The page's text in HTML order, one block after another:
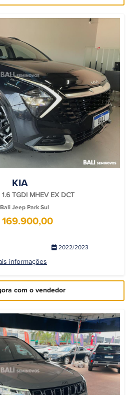
KIA
1.6 TGDI MHEV EX DCT
Bali Jeep Park Sul
169.900,00
2022/2023
informações
com o vendedor